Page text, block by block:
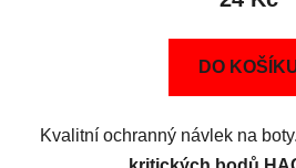
DO
Kvalitní ochranný návlek na boty.